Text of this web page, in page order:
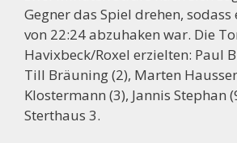
Gegner das Spiel drehen, sodass
von 22:24 abzuhaken war. Die
Havixbeck/Roxel erzielten: Paul
Till Bräuning (2), Marten
Klostermann (3), Jannis Stephan
Sterthaus 3.